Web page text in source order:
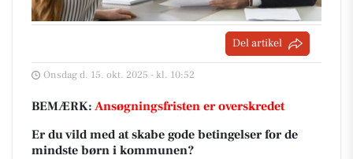
Del artikel
Onsdag d. 15. okt. 2025 - kl. 10:52
BEMÆRK: Ansøgningsfristen er overskredet
Er du vild med at skabe gode betingelser for de
mindste børn i kommunen?